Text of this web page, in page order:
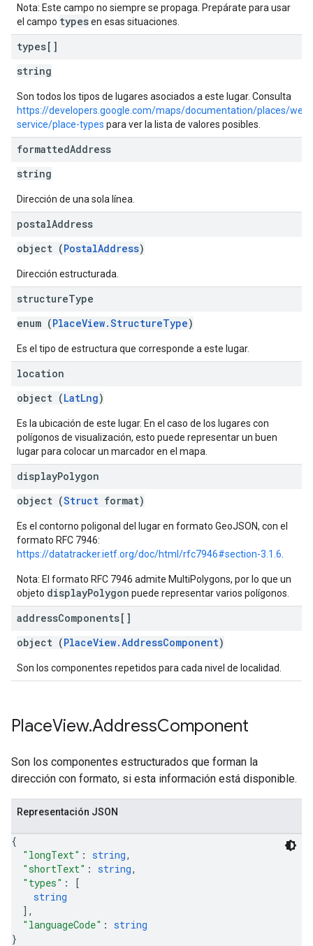
Nota: Este campo no siempre se propaga. Prepárate para usar
el campo typesen esas situaciones.
types[]
string
Son todos los tipos de lugares asociados a este lugar. Consulta
https://developers.google.com/maps/documentation/places/web-
service/place-types para ver la lista de valores posibles.
formattedAddress
string
Dirección de una sola línea.
postalAddress
object (PostalAddress)
Dirección estructurada.
structureType
enum (PlaceView.StructureType)
Es el tipo de estructura que corresponde a este lugar.
location
object (LatLng)
Es la ubicación de este lugar. En el caso de los lugares con
polígonos de visualización, esto puede representar un buen
lugar para colocar un marcador en el mapa.
displayPolygon
object (Struct format)
Es el contorno poligonal del lugar en formato GeoJSON, con el
formato RFC 7946:
https://datatracker.ietf.org/doc/html/rfc7946#section-3.1.6
Nota: El formato RFC 7946 admite MultiPolygons, por lo que un
objeto displayPolygon puede representar varios polígonos.
addressComponents[]
object (PlaceView.AddressComponent)
Son los componentes repetidos para cada nivel de localidad.
PlaceView.AddressComponent
Son los componentes estructurados que forman la
dirección con formato, si esta información está disponible.
Representación JSON
{
"longText" : string,
"shortText" : string,
"types" :
[
string
] ,
"languageCode" : string
}